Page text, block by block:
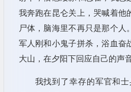
我奔跑在昆仑关上，哭喊着他
尸体，脑海里不再只是那个人
军人刚和小鬼子拼杀，浴血奋
大山，在夕阳下回应自己的声音
我找到了幸存的军官和士